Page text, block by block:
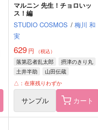
マルニン 先生！チョロいッ
ス！編
STUDIO COSMOS / 梅川 和
実
629円 （税込）
落第忍者乱太郎
摂津のきり丸
土井半助
山田伝蔵
△：在庫残りわずか
サンプル カート